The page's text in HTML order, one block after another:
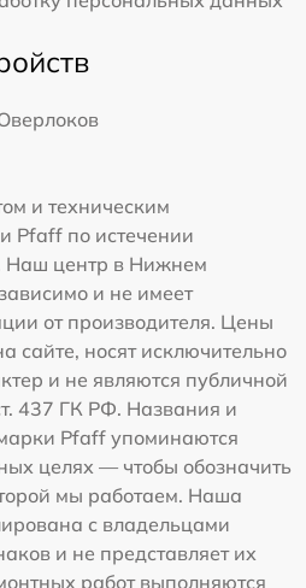
и техническим
Pfaff по истечении
Наш центр в Нижнем
и не имеет
от производителя. Цены
сайте, носят исключительно
и не являются публичной
437 ГК РФ. Названия и
Pfaff упоминаются
целях — чтобы обозначить
мы работаем. Наша
с владельцами
и не представляет их
работ выполняются